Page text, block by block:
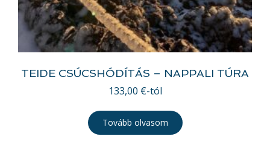
TEIDE CSÚCSHÓDÍTÁS – NAPPALI TÚRA
133,00 €-tól
Tovább olvasom